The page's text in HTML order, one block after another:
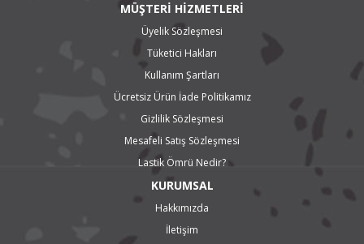
MÜŞTERİ HİZMETLERİ
Üyelik Sözleşmesi
Tüketici Hakları
Kullanım Şartları
Ücretsiz Ürün İade Politikamız
Gizlilik Sözleşmesi
Mesafeli Satış Sözleşmesi
Lastik Ömrü Nedir?
KURUMSAL
Hakkımızda
İletişim